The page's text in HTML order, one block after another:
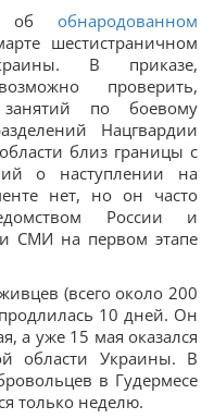
об обнародованном
шестистраничном
В приказе,
проверить,
по боевому
Нацгвардии
близ границы с
о наступлении на
нет, но он часто
России и
СМИ на первом этапе
(всего около 200
10 дней. Он
а уже 15 мая оказался
области Украины. В
в Гудермесе
только неделю.